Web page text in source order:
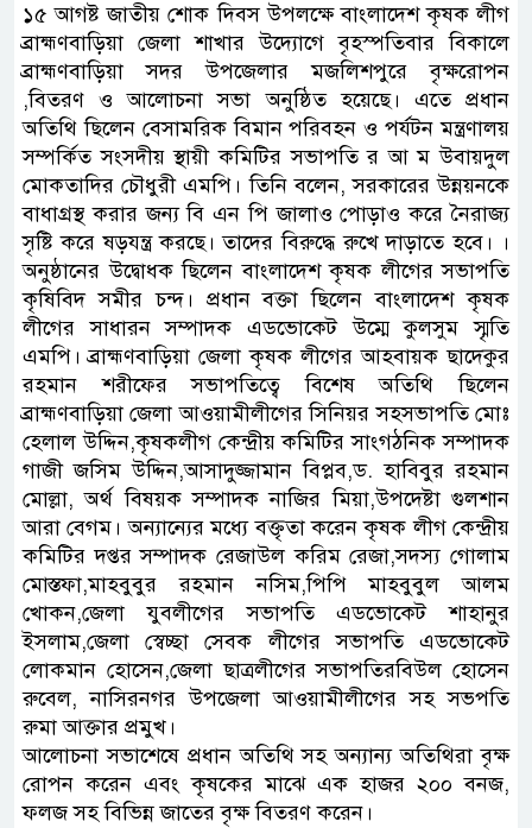
১৫ আগষ্ট জাতীয় শোক দিবস ‌উপলক্ষে বাংলাদেশ কৃষক লীগ
ব্রাহ্মণবাড়িয়া জেলা শাখার উদ্যোগে বৃহস্পতিবার বিকালে
ব্রাহ্মণবাড়িয়া সদর উপজেলার মজলিশপুরে বৃক্ষরোপন
,বিতরণ ও আলোচনা সভা অনুষ্ঠিত হয়েছে। এতে প্রধান
অতিথি ছিলেন বেসামরিক বিমান পরিবহন ও পর্যটন মন্ত্রণালয়
সম্পর্কিত সংসদীয় স্থায়ী কমিটির সভাপতি র আ ম উবায়দুল
মোকতাদির চৌধুরী এমপি। তিনি বলেন, সরকারের ‌উন্নয়নকে
বাধাগ্রস্থ করার জন্য বি এন পি জালাও পোড়াও করে নৈরাজ্য
সৃষ্টি করে ষড়যন্ত্র করছে। তাদের বিরুদ্ধে রুখে দাড়াতে হবে। ।
অনুষ্ঠানের উদ্বোধক ছিলেন বাংলাদেশ কৃষক লীগের সভাপতি
কৃষিবিদ সমীর চন্দ। প্রধান বক্তা ছিলেন বাংলাদেশ কৃষক
লীগের সাধারন সম্পাদক এডভোকেট উম্মে কুলসুম স্মৃতি
এমপি। ব্রাহ্মণবাড়িয়া জেলা কৃষক লীগের আহবায়ক ছাদেকুর
রহমান শরীফের সভাপতিত্বে বিশেষ অতিথি ছিলেন
ব্রাহ্মণবাড়িয়া জেলা আওয়ামীলীগের সিনিয়র সহসভাপতি মোঃ
হেলাল উদ্দিন,কৃষকলীগ কেন্দ্রীয় কমিটির সাংগঠনিক সম্পাদক
গাজী জসিম উদ্দিন,আসাদুজ্জামান বিপ্লব,ড. হাবিবুর রহমান
মোল্লা, অর্থ বিষয়ক সম্পাদক নাজির মিয়া,উপদেষ্টা গুলশান
আরা বেগম। অন্যান্যের মধ্যে বক্তৃতা করেন কৃষক লীগ কেন্দ্রীয়
কমিটির দপ্তর সম্পাদক রেজাউল করিম রেজা,সদস্য গোলাম
মোস্তফা,মাহবুবুর রহমান নসিম,পিপি মাহবুবুল আলম
খোকন,জেলা যুবলীগের সভাপতি এডভোকেট শাহানুর
ইসলাম,জেলা স্বেচ্ছা সেবক লীগের সভাপতি এডভোকেট
লোকমান হোসেন,জেলা ছাত্রলীগের সভাপতিরবিউল হোসেন
রুবেল, নাসিরনগর উপজেলা আওয়ামীলীগের সহ সভপতি
রুমা আক্তার প্রমুখ।
আলোচনা সভাশেষে প্রধান অতিথি সহ অন্যান্য অতিথিরা বৃক্ষ
রোপন করেন এবং কৃষকের মাঝে এক হাজর ২০০ বনজ,
ফলজ সহ বিভিন্ন জাতের বৃক্ষ বিতরণ করেন।